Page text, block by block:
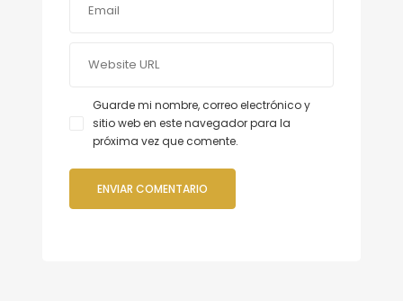
Guarde mi nombre, correo electrónico y
sitio web en este navegador para la
próxima vez que comente.